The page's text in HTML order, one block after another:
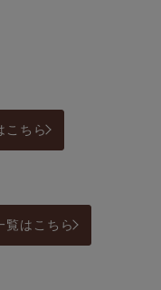
こちら
覧はこちら